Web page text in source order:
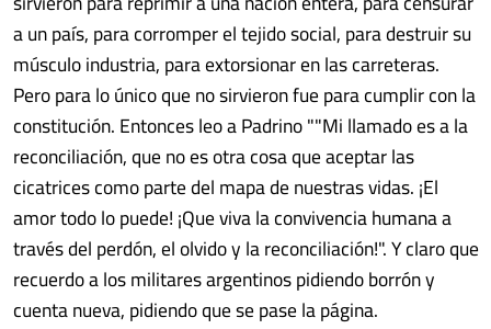
a un país, para corromper el tejido social, para destruir su
músculo industria, para extorsionar en las carreteras.
Pero para lo único que no sirvieron fue para cumplir con la
constitución. Entonces leo a Padrino ""Mi llamado es a la
reconciliación, que no es otra cosa que aceptar las
cicatrices como parte del mapa de nuestras vidas. ¡El
amor todo lo puede! ¡Que viva la convivencia humana a
través del perdón, el olvido y la reconciliación!". Y claro que
recuerdo a los militares argentinos pidiendo borrón y
cuenta nueva, pidiendo que se pase la página.